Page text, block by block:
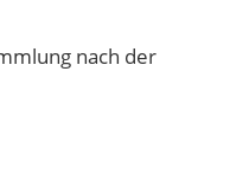
nach der